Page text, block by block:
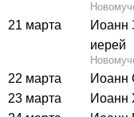
21 марта Иоанн
иерей
22 марта Иоанн
23 марта
Иоанн